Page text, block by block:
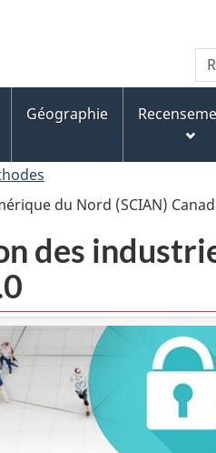
au
« À
de
ce
Géographie
du Nord (SCIAN)
des